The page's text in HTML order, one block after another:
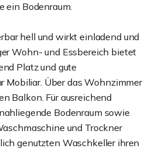
ein Bodenraum.
hell und wirkt einladend und
Wohn- und Essbereich bietet
Platz und gute
Mobiliar. Über das Wohnzimmer
Balkon. Für ausreichend
Bodenraum sowie
und Trockner
genutzten Waschkeller ihren